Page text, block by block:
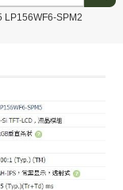
LP156WF6-SPM2